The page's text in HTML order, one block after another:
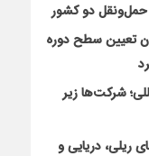
حمل‌ونقل دو کشور
تعیین سطح دوره
شرکت‌ها زیر
ریلی، دریایی و